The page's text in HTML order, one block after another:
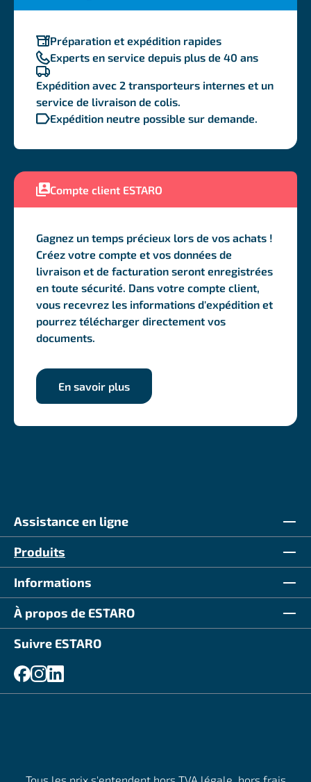
Préparation et expédition rapides
Experts en service depuis plus de 40 ans
Expédition avec 2 transporteurs internes et un
service de livraison de colis.
Expédition neutre possible sur demande.
Compte client ESTARO
Gagnez un temps précieux lors de vos achats !
Créez votre compte et vos données de
livraison et de facturation seront enregistrées
en toute sécurité. Dans votre compte client,
vous recevrez les informations d'expédition et
pourrez télécharger directement vos
documents.
En savoir plus
Assistance en ligne
Produits
Informations
À propos de ESTARO
Suivre ESTARO